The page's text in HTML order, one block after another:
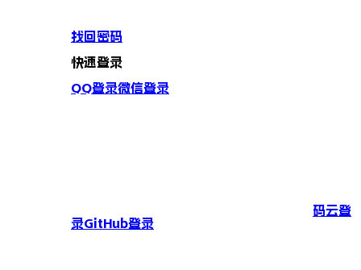
找回密码
快速登录
QQ登录微信登录
码云登
录GitHub登录